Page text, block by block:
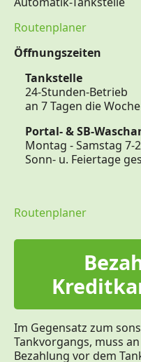
Routenplaner
Öffnungszeiten
Tankstelle
24-Stunden-Betrieb
an 7 Tagen die Woche
Portal- & SB-
Montag -
Sonn- u. Feiertage
Routenplaner
Im Gegensatz zum
Tankvorgangs, muss
Bezahlung vor dem